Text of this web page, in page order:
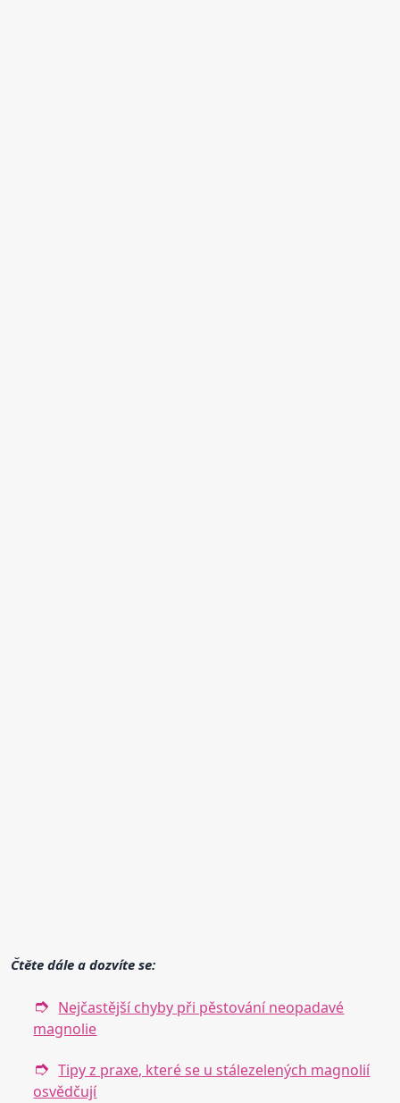
Čtěte dále a dozvíte se:
Nejčastější chyby při pěstování neopadavé
magnolie
Tipy z praxe, které se u stálezelených magnolií
osvědčují